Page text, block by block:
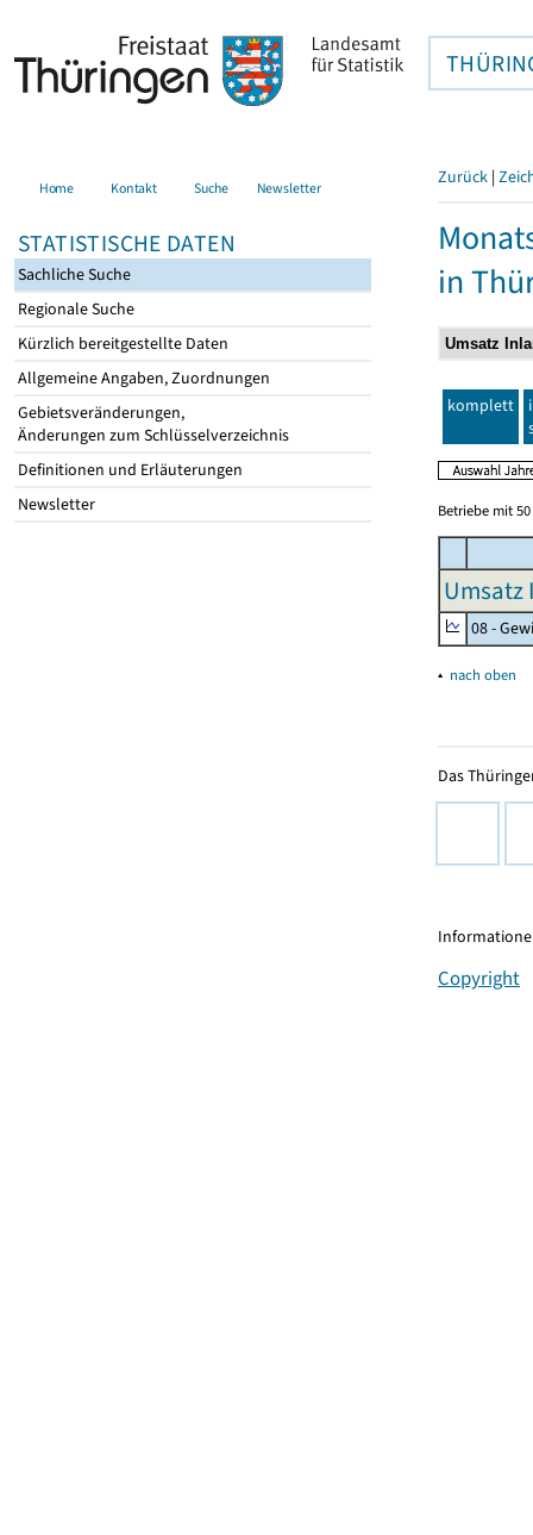
Home Kontakt Suche Newsletter
STATISTISCHE DATEN
Sachliche Suche
Regionale Suche
Kürzlich bereitgestellte Daten
Allgemeine Angaben, Zuordnungen
Gebietsveränderungen,
Änderungen zum Schlüsselverzeichnis
Definitionen und Erläuterungen
Newsletter
Zurück |
in
komplett
Betriebe mit
Umsatz
08 -
▴ nach oben
Das
Copyright